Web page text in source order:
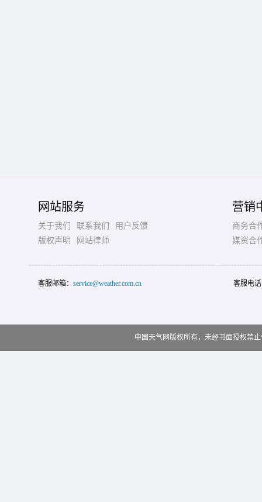
网站服务
关于我们 联系我们
用户反馈
版权声明
网站律师
营销
商务合
媒资合
客服邮箱： service@weather.com.cn 客服电
中国天气网版权所有，未经书面授权